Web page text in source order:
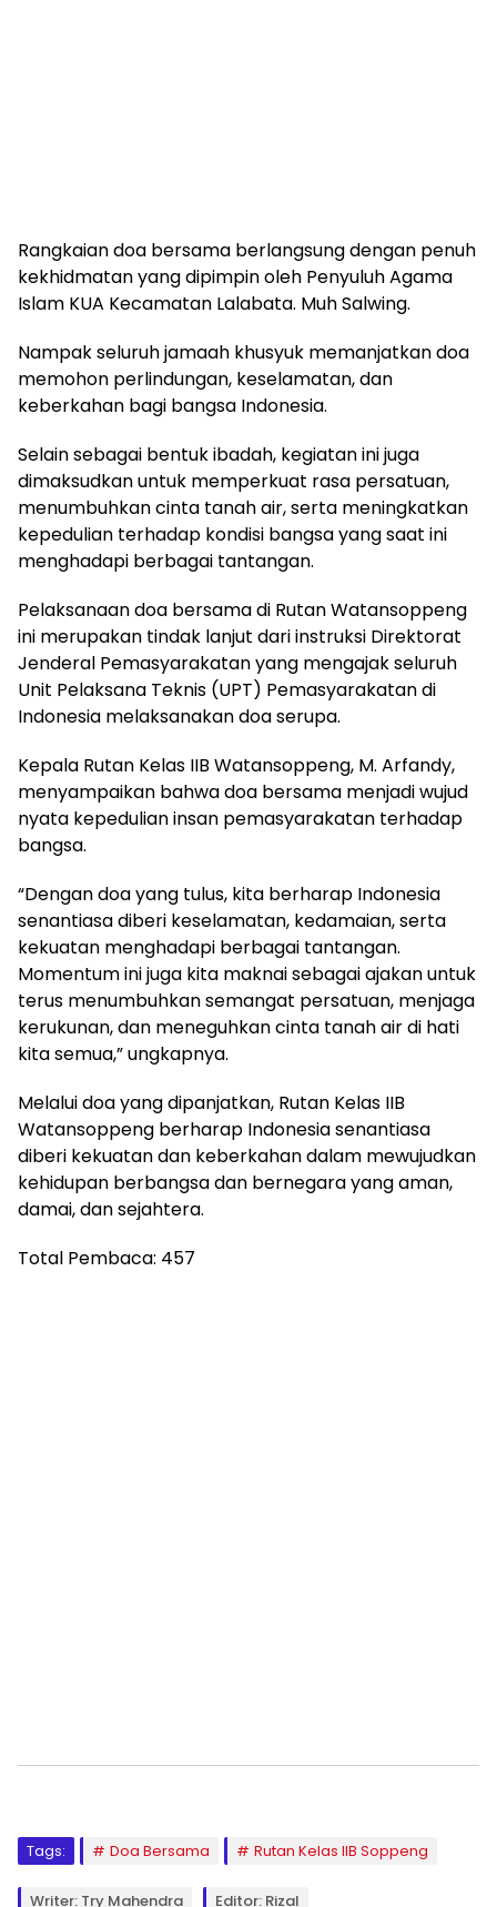
Rangkaian doa bersama berlangsung dengan penuh
kekhidmatan yang dipimpin oleh Penyuluh Agama
Islam KUA Kecamatan Lalabata. Muh Salwing.
Nampak seluruh jamaah khusyuk memanjatkan doa
memohon perlindungan, keselamatan, dan
keberkahan bagi bangsa Indonesia.
Selain sebagai bentuk ibadah, kegiatan ini juga
dimaksudkan untuk memperkuat rasa persatuan,
menumbuhkan cinta tanah air, serta meningkatkan
kepedulian terhadap kondisi bangsa yang saat ini
menghadapi berbagai tantangan.
Pelaksanaan doa bersama di Rutan Watansoppeng
ini merupakan tindak lanjut dari instruksi Direktorat
Jenderal Pemasyarakatan yang mengajak seluruh
Unit Pelaksana Teknis (UPT) Pemasyarakatan di
Indonesia melaksanakan doa serupa.
Kepala Rutan Kelas IIB Watansoppeng, M. Arfandy,
menyampaikan bahwa doa bersama menjadi wujud
nyata kepedulian insan pemasyarakatan terhadap
bangsa.
“Dengan doa yang tulus, kita berharap Indonesia
senantiasa diberi keselamatan, kedamaian, serta
kekuatan menghadapi berbagai tantangan.
Momentum ini juga kita maknai sebagai ajakan untuk
terus menumbuhkan semangat persatuan, menjaga
kerukunan, dan meneguhkan cinta tanah air di hati
kita semua,” ungkapnya.
Melalui doa yang dipanjatkan, Rutan Kelas IIB
Watansoppeng berharap Indonesia senantiasa
diberi kekuatan dan keberkahan dalam mewujudkan
kehidupan berbangsa dan bernegara yang aman,
damai, dan sejahtera.
Total Pembaca: 457
Tags: Doa Bersama Rutan Kelas IIB Soppeng
Writer: Try Mahendra Editor: Rizal